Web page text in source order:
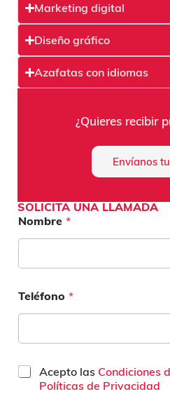
Marketing digital
Diseño gráfico
Azafatas con idiomas
¿Quieres recibir
Envíanos
SOLICITA UNA LLAMADA
Nombre *
Teléfono *
C
Acepto las Condiciones
Políticas de Privacidad